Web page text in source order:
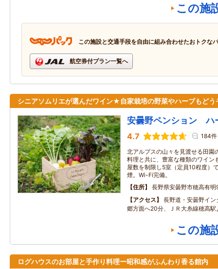
この施
この施設と交通手段を自由に組み合わせたおトクな
航空券付プラン一覧へ
シニアソムリエが選んだワイン★自家栽培の野菜やハーブもど
安曇野ペンション ハ
4.7 184件
北アルプスの山々を見渡せる田園
料理と共に、豊富な種類のワイン
屋数を制限し5室（定員10程度）
煙。Wi-Fi完備。
住所
長野県安曇野市穂高有明
アクセス
長野道・安曇野イ
郷方面へ20分、ＪＲ大糸線穂高駅
この施
ログハウスのお部屋と手作り料理ー昭和感がふんわり香る館内